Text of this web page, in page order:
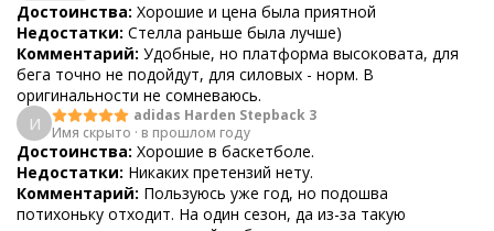
Достоинства: Хорошие и цена была приятной
Недостатки: Стелла раньше была лучше)
Комментарий: Удобные, но платформа высоковата, для
бега точно не подойдут, для силовых - норм. В
оригинальности не сомневаюсь.
И
adidas Harden Stepback 3
Имя скрыто · в прошлом году
Достоинства: Хорошие в баскетболе.
Недостатки: Никаких претензий нету.
Комментарий: Пользуюсь уже год, но подошва
потихоньку отходит. На один сезон, да из-за такую